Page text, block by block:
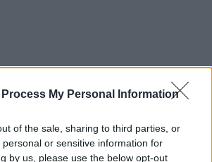
Process My Personal Information
of the sale, sharing to third parties, or
or sensitive information for
by us, please use the below opt-out